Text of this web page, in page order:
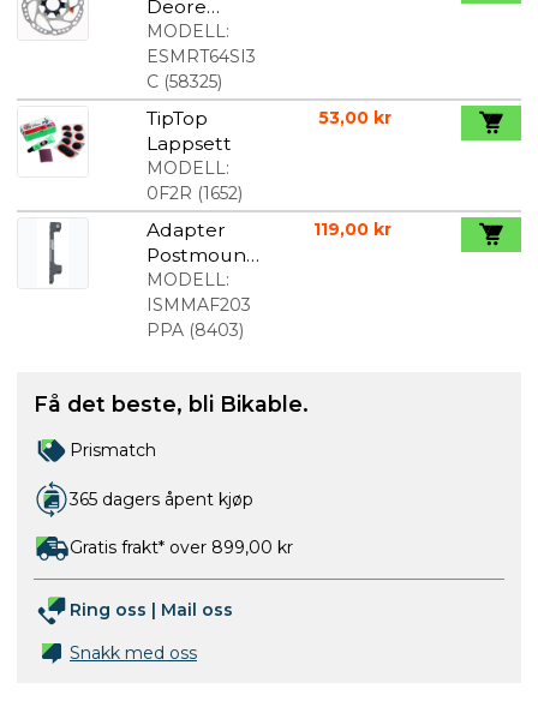
Deore
Bremseskiv
e
Centerlock
RT64 160
mm
MODELL:
ESMRT64SI3
C(58325)
TipTop
Lappsett
MODELL:
0F2R (1652)
53,00 kr
Adapter
Postmount
203 mm
Skive
MODELL:
ISMMAF203
PPA(8403)
119,00 kr
Få det beste, bli Bikable.
Prismatch
365 dagers åpent kjøp
Gratis frakt* over 899,00 kr
Ring oss | Mail oss
Snakk med oss